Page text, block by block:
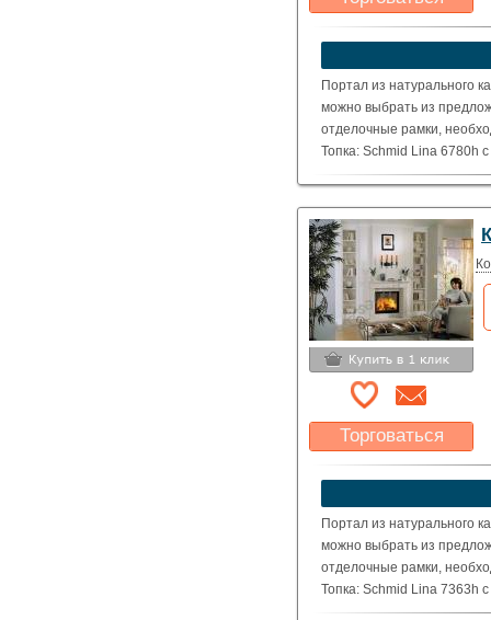
Какая цена Вас
устроит?
Портал из натурального
можно выбрать из
отделочные рамки,
Топка: Schmid Lina 6780h
( Номинальная мощность
Торговаться
Какая цена Вас
устроит?
Портал из натурального
можно выбрать из
отделочные рамки,
Топка: Schmid Lina 7363h
( Номинальная мощность